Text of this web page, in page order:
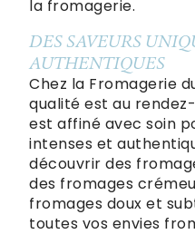
la fromagerie.
DES SAVEURS
AUTHENTIQUES
Chez la Fromagerie
qualité est au
est affiné avec soin
intenses et
découvrir des
des fromages
fromages doux et
toutes vos envies